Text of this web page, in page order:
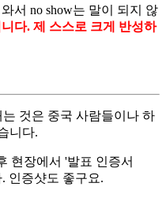
서 no show는 말이 되지 않
다. 제 스스로 크게 반성하
것은 중국 사람들이나 하
니다.
현장에서 '발표 인증서
인증샷도 좋구요.